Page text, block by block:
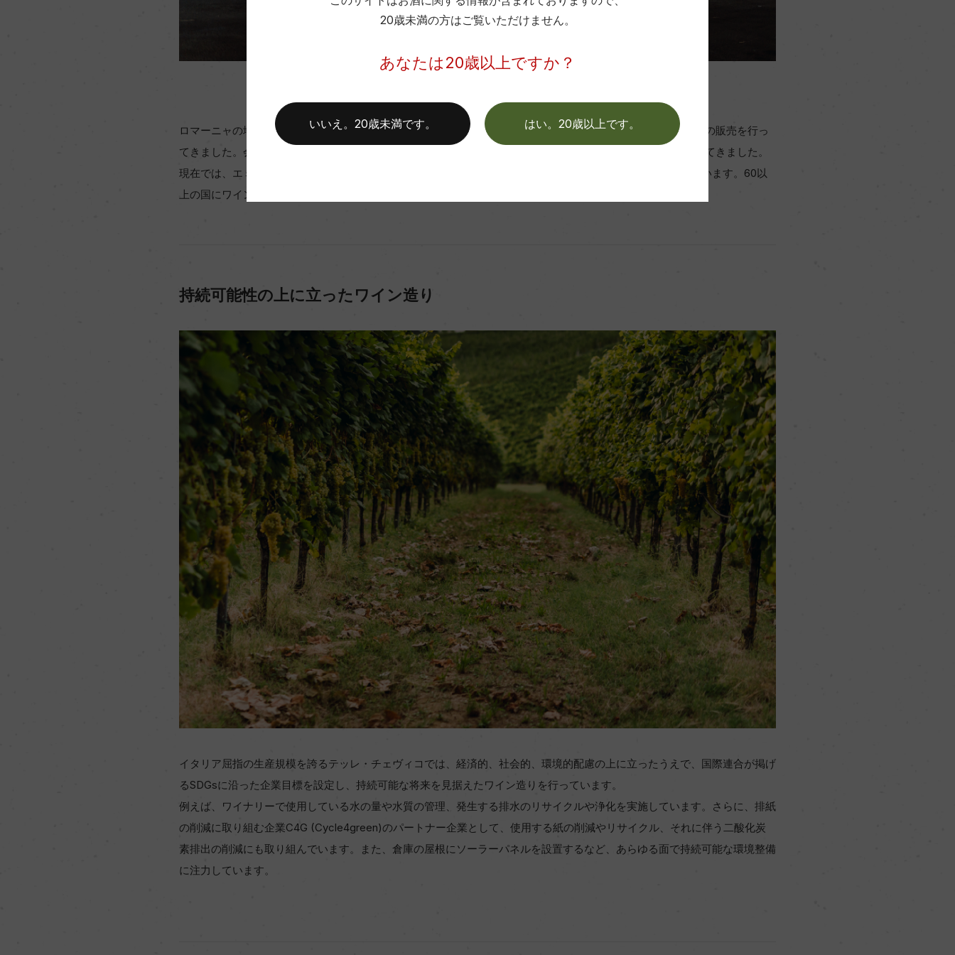
ロマーニャの地で1963年に協同組合として設立されたテッレ・チェヴィコ社は、70年代を通してバルクワインの販売を行っ
てきました。会社の成長に伴い、2000年以降料飲店でのボトルワイン販売も開始し、徐々にその販路を拡大してきました。
現在では、エミリア・ロマーニャのみならずヴェネト、トスカーナやウンブリア地方にまで生産規模を広げています。60以
上の国にワインを販売し、イタリア屈指の協同組合に成長しています。
持続可能性の上に立ったワイン造り
イタリア屈指の生産規模を誇るテッレ・チェヴィコでは、経済的、社会的、環境的配慮の上に立ったうえで、国際連合が掲げ
るSDGsに沿った企業目標を設定し、持続可能な将来を見据えたワイン造りを行っています。
例えば、ワイナリーで使用している水の量や水質の管理、発生する排水のリサイクルや浄化を実施しています。さらに、排紙
の削減に取り組む企業C4G (Cycle4green)のパートナー企業として、使用する紙の削減やリサイクル、それに伴う二酸化炭
素排出の削減にも取り組んでいます。また、倉庫の屋根にソーラーパネルを設置するなど、あらゆる面で持続可能な環境整備
に注力しています。
20歳未満の方はご覧いただけません。
あなたは20歳以上ですか？
はい。20歳以上です。
いいえ。20歳未満です。